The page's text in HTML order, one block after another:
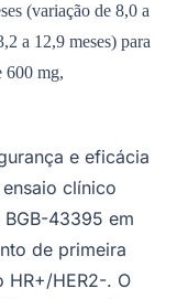
(variação de 8,0 a
a 12,9 meses) para
600 mg,
e eficácia
clínico
43395 em
de primeira
HR+/HER2-. O